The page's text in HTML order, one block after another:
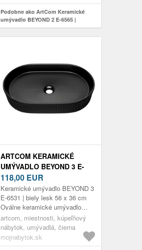
Podobne ako ArtCom Keramické
umývadlo BEYOND 2 E-6565 |
olivový mat 36 cm
ARTCOM KERAMICKÉ
UMÝVADLO BEYOND 3 E-
6531 | ČIERNY MAT 56 X 36
CM
118,00 EUR
Keramické umývadlo BEYOND 3
E-6531 | biely lesk 56 x 36 cm
Oválne keramické umývadlo
BEYOND 3 v čiernom matnom
prevedení predstavuje dokonalú
kombi...
artcom, miestnosti, kúpeľňový
nábytok, umývadlá, čierna
mojnabytok.sk